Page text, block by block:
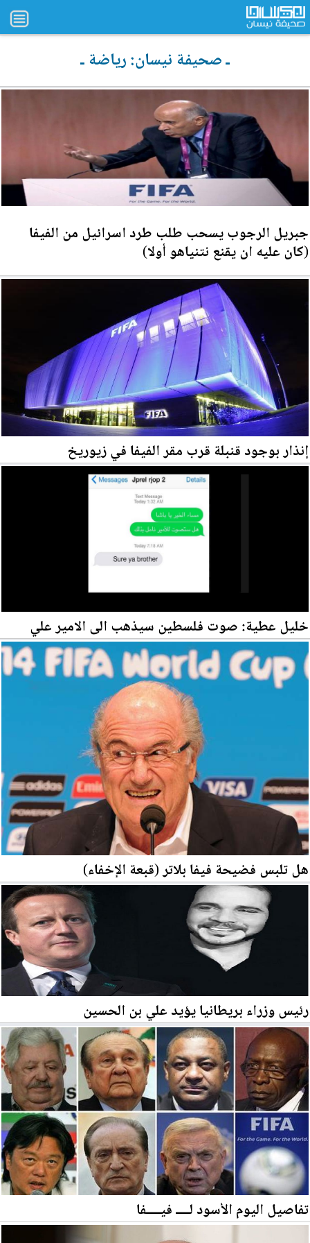
ـ صحيفة نيسان: رياضة ـ
جبريل الرجوب يسحب طلب طرد اسرائيل من الفيفا
(كان عليه ان يقنع نتنياهو أولا)
إنذار بوجود قنبلة قرب مقر الفيفا في زيوريخ
خليل عطية: صوت فلسطين سيذهب الى الامير علي
هل تلبس فضيحة فيفا بلاتر (قبعة الإخفاء)
رئيس وزراء بريطانيا يؤيد علي بن الحسين
تفاصيل اليوم الأسود لــــ فيــــفا